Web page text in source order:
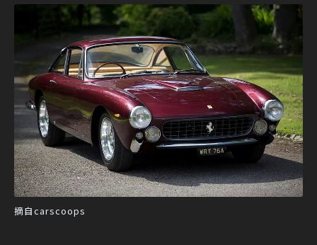
摘自carscoops